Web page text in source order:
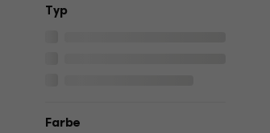
Typ
Farbe